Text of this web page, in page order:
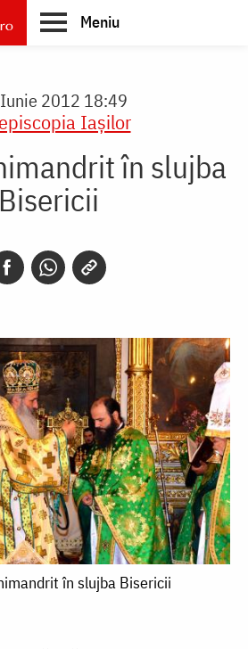
Meniu
2012 18:49
Iaşilor
în slujba
Bisericii
în slujba Bisericii